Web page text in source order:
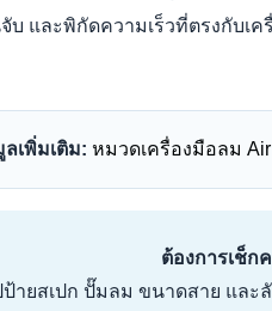
บ และพิกัดความเร็วที่ตรงกับ
เพิ่มเติม: หมวดเครื่องมือลม Air
ต้องการเช็ก
ป้ายสเปก ปั๊มลม ขนาดสาย แล